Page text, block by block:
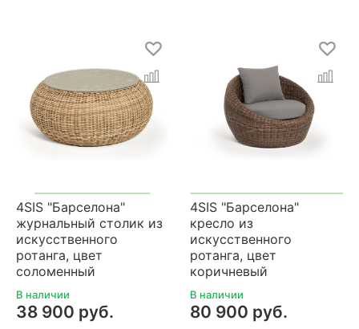
4SIS "Барселона"
журнальный столик из
искусственного
ротанга, цвет
соломенный
В наличии
38 900 руб.
4SIS "Барселона"
кресло из
искусственного
ротанга, цвет
коричневый
В наличии
80 900 руб.